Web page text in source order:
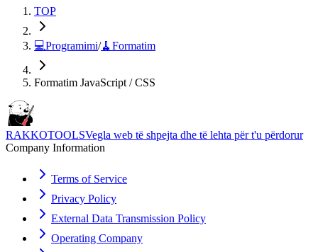
TOP
💻Programimi/🧹 Formatim
Formatim JavaScript / CSS
RAKKOTOOLSVegla web të shpejta dhe të lehta për t'u përdorur
Company Information
Terms of Service
Privacy Policy
External Data Transmission Policy
Operating Company